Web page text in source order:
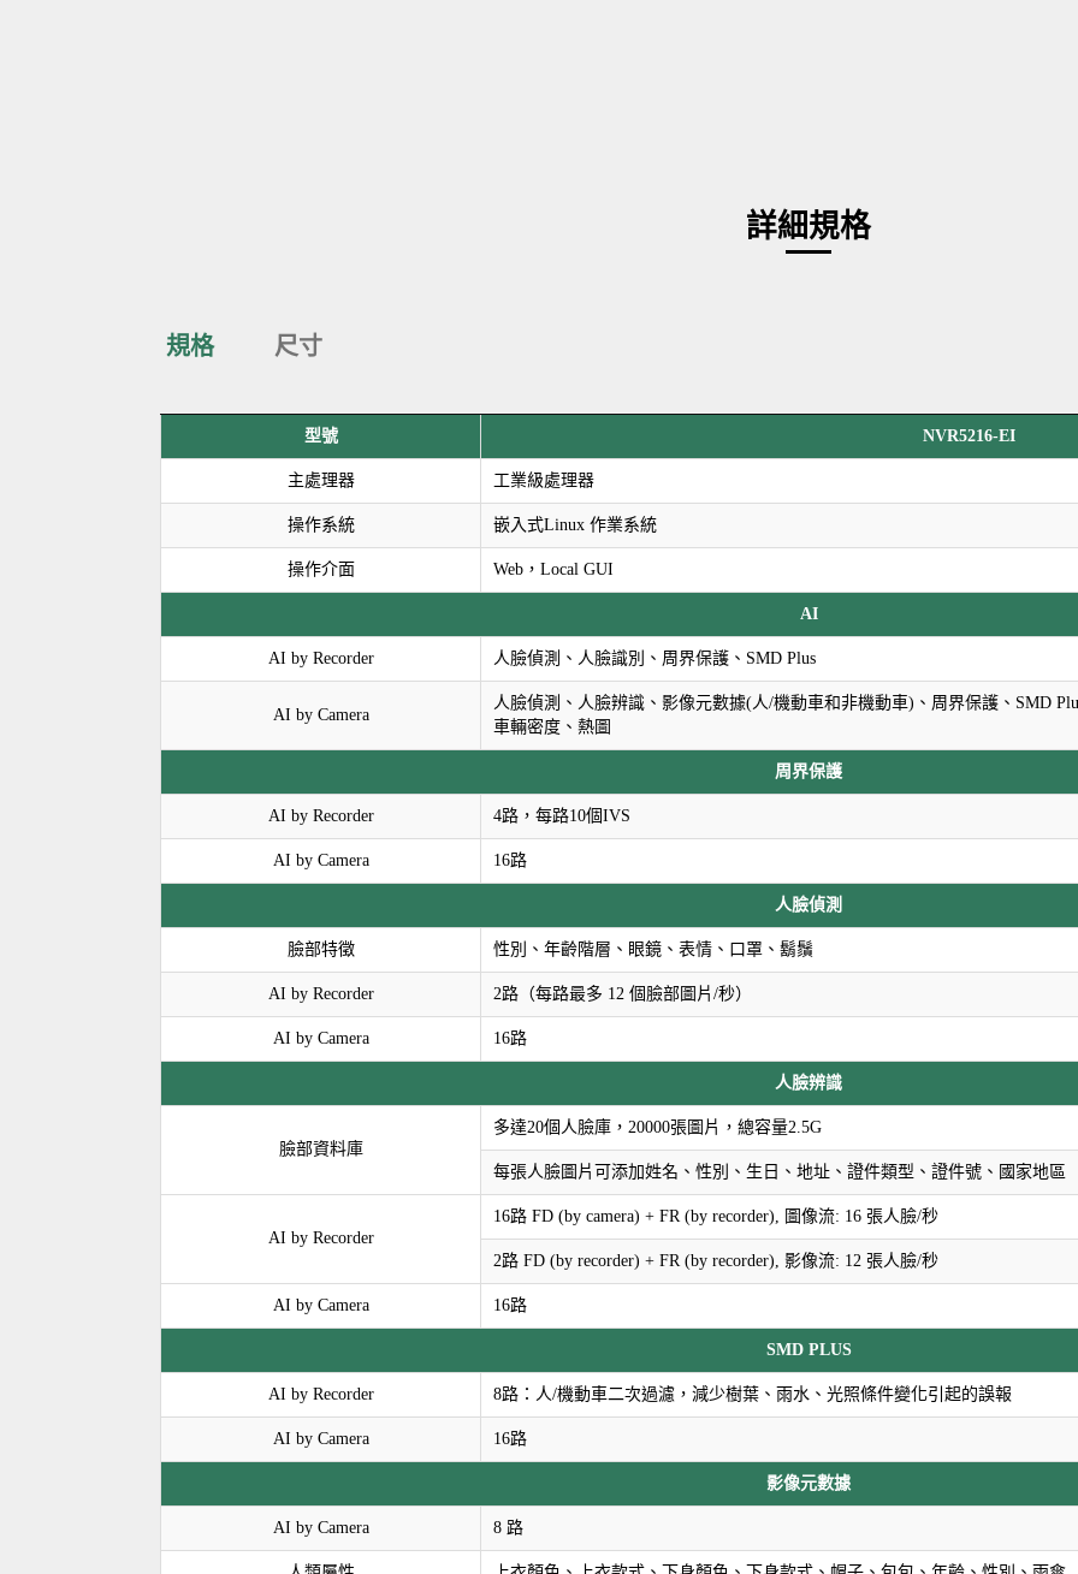
詳細規格
規格 尺寸
型號 NVR5216-EI
主處理器 工業級處理器
操作系統 嵌入式Linux 作業系統
操作介面 Web，Local GUI
AI
AI by Recorder 人臉偵測、人臉識別、周界保護、SMD Plus
AI by Camera
人臉偵測、人臉辨識、影像元數據(人/機動車和非機動車)、周界保護、SMD
車輛密度、熱圖
周界保護
AI by Recorder 4路，每路10個IVS
AI by Camera 16路
人臉偵測
臉部特徵 性別、年齡階層、眼鏡、表情、口罩、鬍鬚
AI by Recorder 2路（每路最多 12 個臉部圖片/秒）
AI by Camera 16路
人臉辨識
臉部資料庫
多達20個人臉庫，20000張圖片，總容量2.5G
每張人臉圖片可添加姓名、性別、生日、地址、證件類型、證件號、國家地區
AI by Recorder
16路 FD (by camera) + FR (by recorder), 圖像流: 16 張人臉/秒
2路 FD (by recorder) + FR (by recorder), 影像流: 12 張人臉/秒
AI by Camera 16路
SMD PLUS
AI by Recorder 8路：人/機動車二次過濾，減少樹葉、雨水、光照條件變化引起的誤報
AI by Camera 16路
影像元數據
AI by Camera 8 路